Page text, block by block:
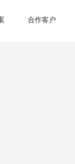
合作客户